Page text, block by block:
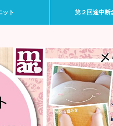
ット 第２回途中断